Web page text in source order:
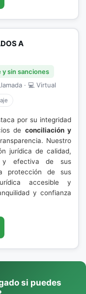
A
sin sanciones
· 💻 Virtual
por su integridad
de conciliación y
Nuestro
jurídica de calidad,
y efectiva de sus
protección de sus
accesible y
y confianza
si puedes